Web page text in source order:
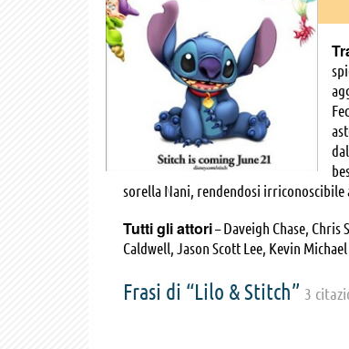
sorella Nani, rendendosi irriconoscibile
Tutti gli attori– Daveigh Chase,
Caldwell, Jason Scott Lee, Kevin
DeMita, Judi M. Durand, Greg Finley,
Frasi di “Lilo & Stitch” 3